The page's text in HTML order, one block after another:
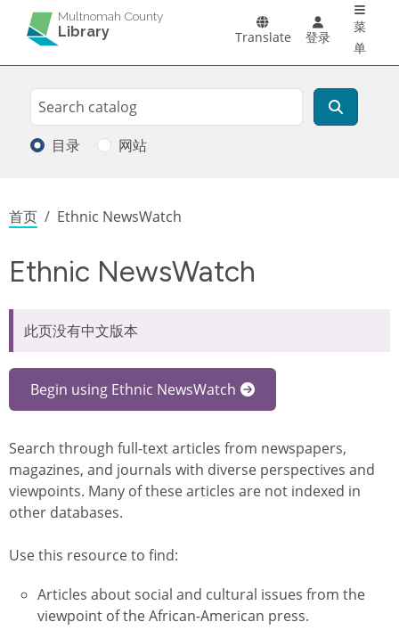
跳转到主要内容Multnomah County
Library Translate 登录
菜
单
Search
搜索
目录 网站
面包屑
首页 Ethnic NewsWatch
Ethnic NewsWatch
此页没有中文版本
Begin using Ethnic NewsWatch
Search through full-text articles from newspapers,
magazines, and journals with diverse perspectives and
viewpoints. Many of these articles are not indexed in
other databases.
Use this resource to find:
Articles about social and cultural issues from the
viewpoint of the African-American press.